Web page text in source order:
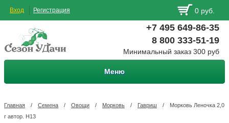
Вход Регистрация 0 руб.
+7 495 649-86-35
8 800 333-51-19
Минимальный заказ 300 руб
Меню
Главная / Семена / Овощи / Морковь / Гавриш /
Морковь Леночка 2,0
г автор. Н13